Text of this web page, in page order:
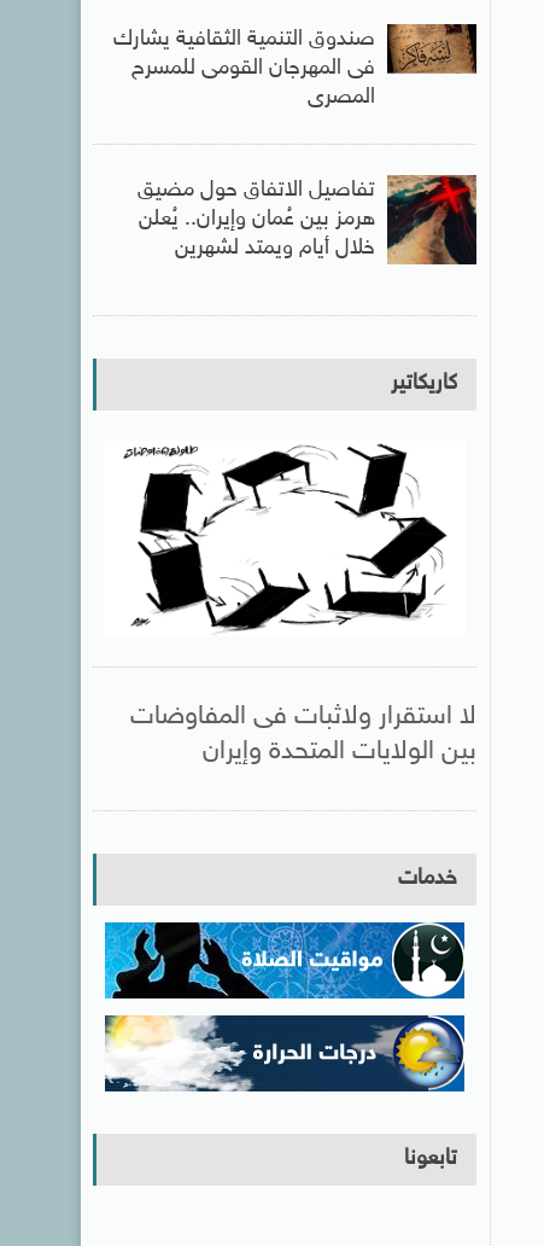
صندوق التنمية الثقافية يشارك
فى المهرجان القومى للمسرح
المصرى
تفاصيل الاتفاق حول مضيق
هرمز بين عُمان وإيران.. يُعلن
خلال أيام ويمتد لشهرين
كاريكاتير
لا استقرار ولاثبات فى المفاوضات
بين الولايات المتحدة وإيران
خدمات
تابعونا